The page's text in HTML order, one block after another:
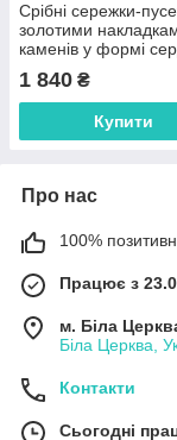
Срібні сережки-
золотими
каменів у формі
(0,7*0,5 см) РН-449
1 840 ₴
Купити
Про нас
100%
Працює з
м. Біла
Біла Церква,
Контакти
Сьогодні